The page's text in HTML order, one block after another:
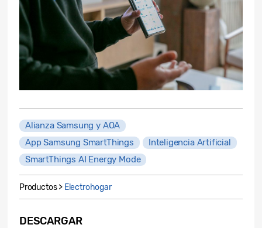
Alianza Samsung y AOA
App Samsung SmartThings
Inteligencia Artificial
SmartThings AI Energy Mode
Productos > Electrohogar
DESCARGAR